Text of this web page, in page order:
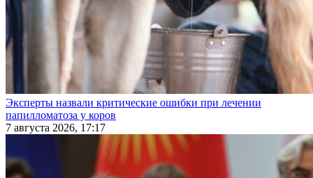
Эксперты назвали критические ошибки при лечении
папилломатоза у коров
7 августа 2026, 17:17